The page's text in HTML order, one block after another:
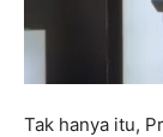
Tak hanya itu,